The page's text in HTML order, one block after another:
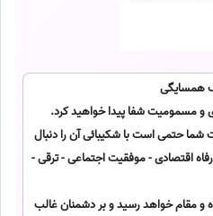
همسایگی
و مسمومیت شفا پیدا خواهید کرد.
حتمی است با شکیبائی آن را دنبال
اقتصادی - موفقیت اجتماعی - ترقی -
مقام خواهد رسید و بر دشمنان غالب